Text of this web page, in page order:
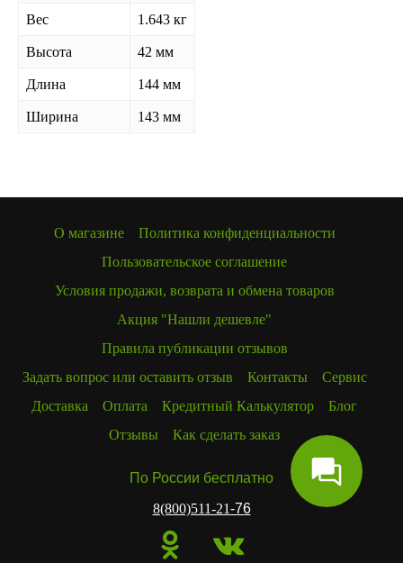
Вес 1.643 кг
Высота 42 мм
Длина 144 мм
Ширина 143 мм
О магазине
Политика конфиденциальности
Пользовательское соглашение
Условия продажи, возврата и обмена товаров
Акция "Нашли дешевле"
Правила публикации отзывов
Задать вопрос или оставить отзыв
Контакты
Сервис
Доставка
Оплата Кредитный Калькулятор
Блог
Отзывы
Как сделать заказ
По России бесплатно
8(800)511-21-76